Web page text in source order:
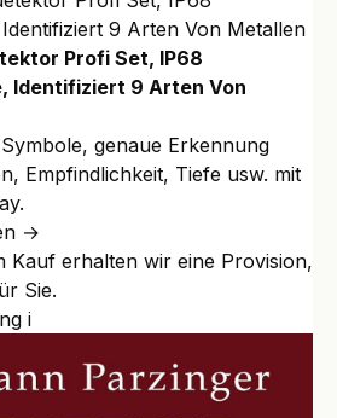
Profi Set, IP68
Identifiziert 9 Arten Von
genaue Erkennung
Empfindlichkeit, Tiefe usw. mit
→
Kauf erhalten wir eine Provision,
Sie.
i